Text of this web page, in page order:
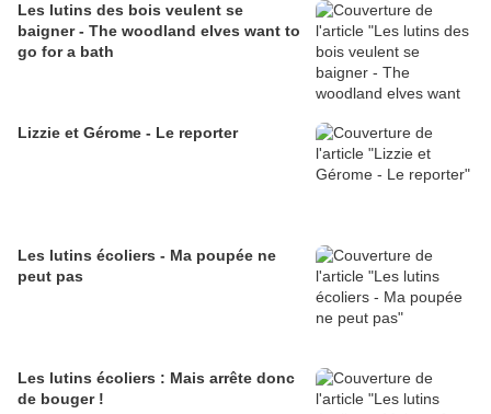
Les lutins des bois veulent se
baigner - The woodland elves want to
go for a bath
Lizzie et Gérome - Le reporter
Les lutins écoliers - Ma poupée ne
peut pas
Les lutins écoliers : Mais arrête donc
de bouger !